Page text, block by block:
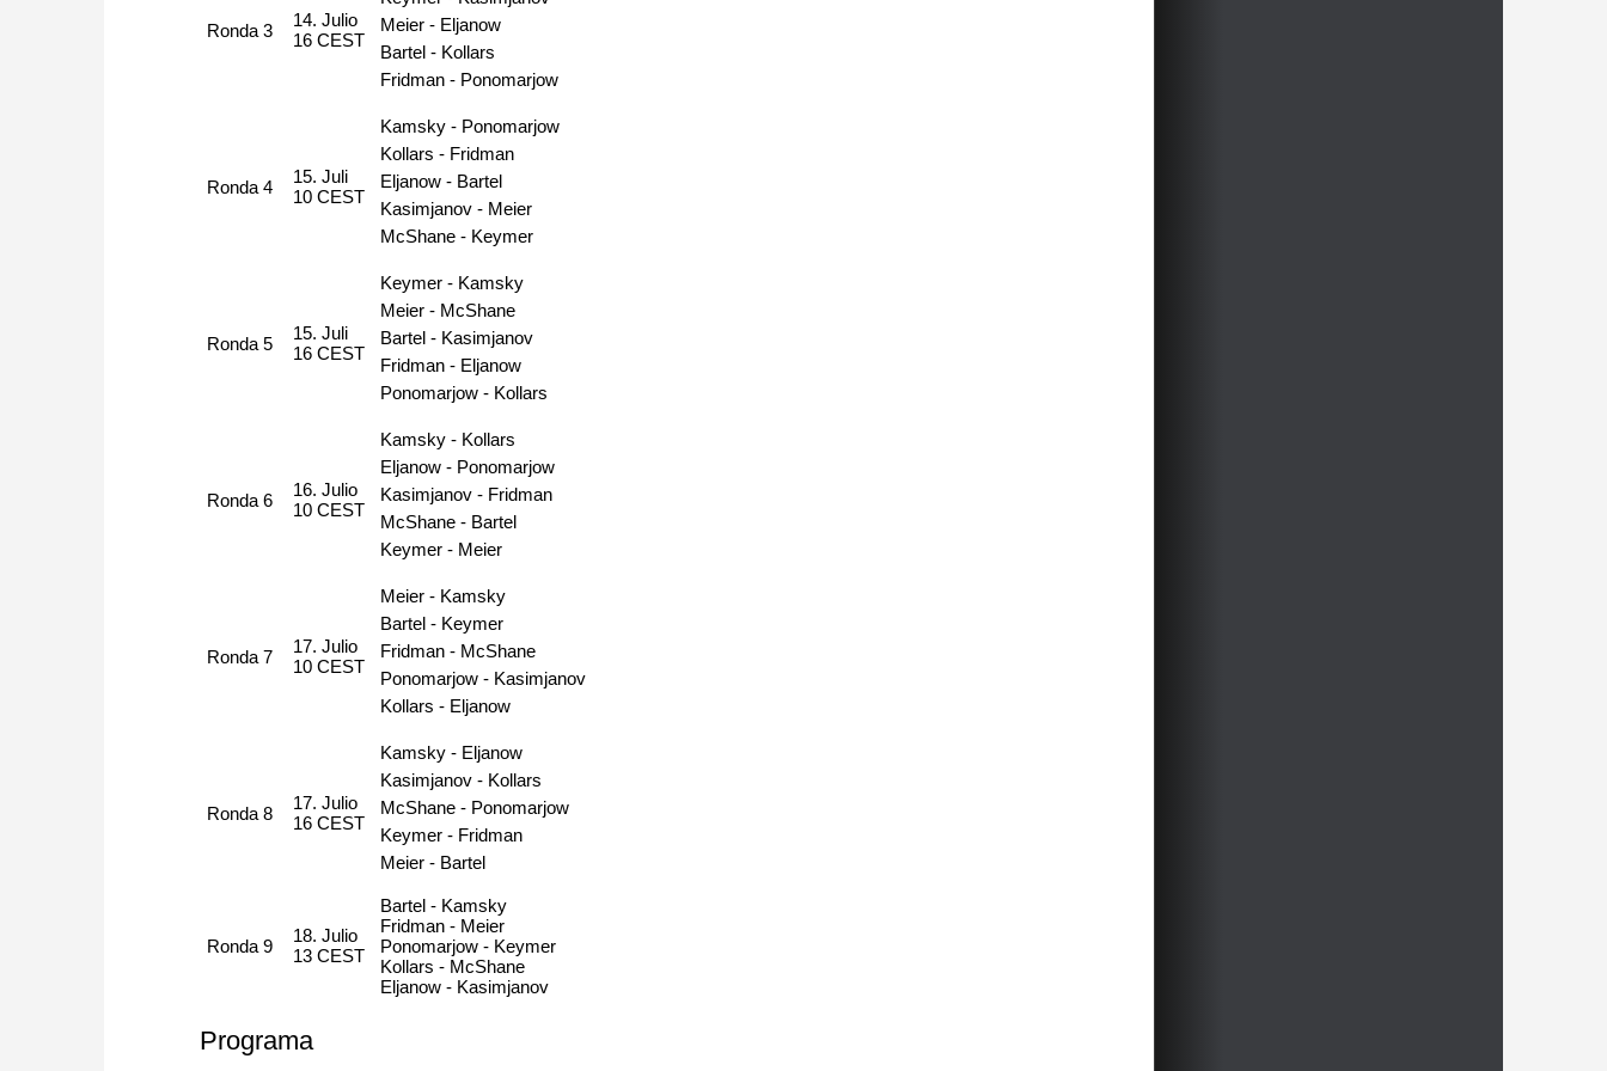
Ronda 3
14. Julio
16 CEST
Meier - Eljanow
Bartel - Kollars
Fridman - Ponomarjow
Ronda 4
15. Juli
10 CEST
Kamsky - Ponomarjow
Kollars - Fridman
Eljanow - Bartel
Kasimjanov - Meier
McShane - Keymer
Ronda 5
15. Juli
16 CEST
Keymer - Kamsky
Meier - McShane
Bartel - Kasimjanov
Fridman - Eljanow
Ponomarjow - Kollars
Ronda 6
16. Julio
10 CEST
Kamsky - Kollars
Eljanow - Ponomarjow
Kasimjanov - Fridman
McShane - Bartel
Keymer - Meier
Ronda 7
17. Julio
10 CEST
Meier - Kamsky
Bartel - Keymer
Fridman - McShane
Ponomarjow - Kasimjanov
Kollars - Eljanow
Ronda 8
17. Julio
16 CEST
Kamsky - Eljanow
Kasimjanov - Kollars
McShane - Ponomarjow
Keymer - Fridman
Meier - Bartel
Ronda 9
18. Julio
13 CEST
Bartel - Kamsky
Fridman - Meier
Ponomarjow - Keymer
Kollars - McShane
Eljanow - Kasimjanov
Programa